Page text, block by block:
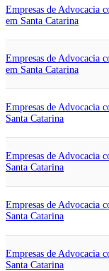
Empresas de Advocacia
em Santa Catarina
Empresas de Advocacia
em Santa Catarina
Empresas de Advocacia
Santa Catarina
Empresas de Advocacia
Santa Catarina
Empresas de Advocacia
Santa Catarina
Empresas de Advocacia
Santa Catarina